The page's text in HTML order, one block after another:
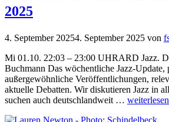
2025
4. September 20254. September 2025 von
Mi 01.10. 22:03 – 23:00 UHRARD Jazz.
Buchmann Das wöchentliche Jazz-Update,
außergewöhnliche Veröffentlichungen,
aktuelle Debatten. Wir diskutieren Jazz in
suchen auch deutschlandweit … weiterlesen